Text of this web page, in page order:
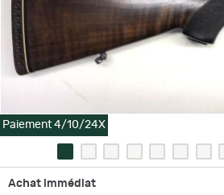
Paiement 4/10/24X
Achat immédiat